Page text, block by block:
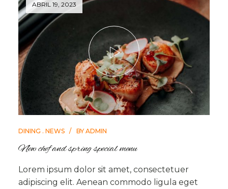
ABRIL 19, 2023
DINING NEWS BYADMIN
New chef and spring special menu
Lorem ipsum dolor sit amet, consectetuer
adipiscing elit. Aenean commodo ligula eget